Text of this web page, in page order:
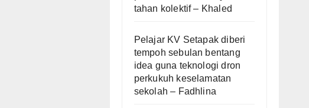
tahan kolektif – Khaled
Pelajar KV Setapak diberi
tempoh sebulan bentang
idea guna teknologi dron
perkukuh keselamatan
sekolah – Fadhlina